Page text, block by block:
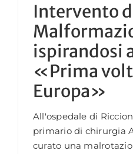
Intervento
ispirandosi
«Prima
Europa»
All'ospedale di
primario di chirurgia
curato una